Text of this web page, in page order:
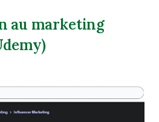
au marketing